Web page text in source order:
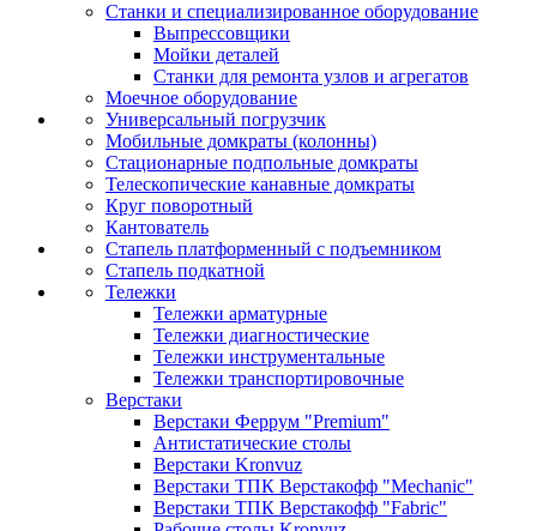
Станки и специализированное оборудование
Выпрессовщики
Мойки деталей
Станки для ремонта узлов и агрегатов
Моечное оборудование
Универсальный погрузчик
Мобильные домкраты (колонны)
Стационарные подпольные домкраты
Телескопические канавные домкраты
Круг поворотный
Кантователь
Стапель платформенный с подъемником
Стапель подкатной
Тележки
Тележки арматурные
Тележки диагностические
Тележки инструментальные
Тележки транспортировочные
Верстаки
Верстаки Феррум "Premium"
Антистатические столы
Верстаки Kronvuz
Верстаки ТПК Верстакофф "Mechanic"
Верстаки ТПК Верстакофф "Fabric"